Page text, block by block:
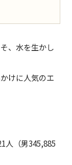
、水を生かし
けに人気のエ
人（男345,885